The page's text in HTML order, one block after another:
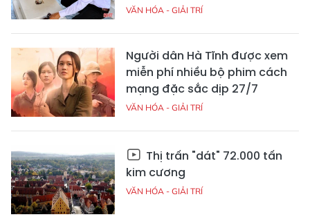
VĂN HÓA - GIẢI TRÍ
Người dân Hà Tĩnh được xem
miễn phí nhiều bộ phim cách
mạng đặc sắc dịp 27/7
VĂN HÓA - GIẢI TRÍ
Thị trấn "dát" 72.000 tấn
kim cương
VĂN HÓA - GIẢI TRÍ